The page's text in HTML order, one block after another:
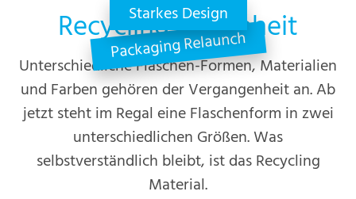
Starkes Design
Packaging Relaunch
Recycling-Schönheit
Unterschiedliche Flaschen-Formen, Materialien
und Farben gehören der Vergangenheit an. Ab
jetzt steht im Regal eine Flaschenform in zwei
unterschiedlichen Größen. Was
selbstverständlich bleibt, ist das Recycling
Material.